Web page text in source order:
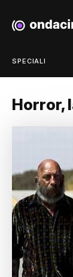
SPECIALI
Horror,